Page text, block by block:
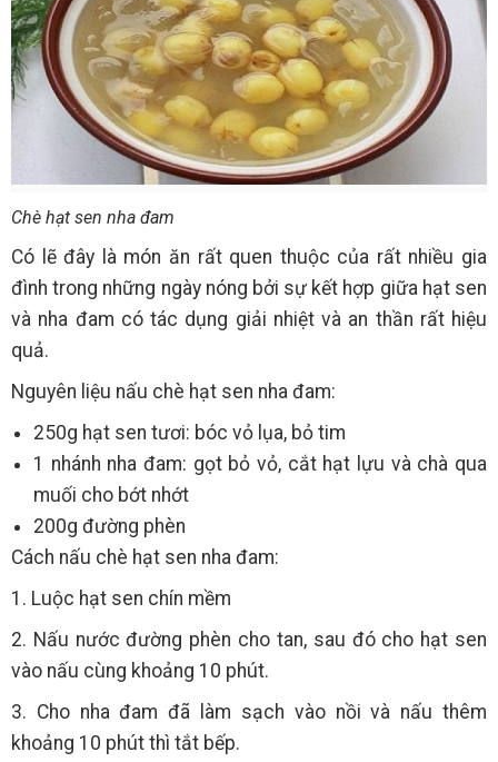
Chè hạt sen nha đam
Có lẽ đây là món ăn rất quen thuộc của rất nhiều gia
đình trong những ngày nóng bởi sự kết hợp giữa hạt sen
và nha đam có tác dụng giải nhiệt và an thần rất hiệu
quả.
Nguyên liệu nấu chè hạt sen nha đam:
250g hạt sen tươi: bóc vỏ lụa, bỏ tim
1 nhánh nha đam: gọt bỏ vỏ, cắt hạt lựu và chà qua
muối cho bớt nhớt
200g đường phèn
Cách nấu chè hạt sen nha đam:
1. Luộc hạt sen chín mềm
2. Nấu nước đường phèn cho tan, sau đó cho hạt sen
vào nấu cùng khoảng 10 phút.
3. Cho nha đam đã làm sạch vào nồi và nấu thêm
khoảng 10 phút thì tắt bếp.